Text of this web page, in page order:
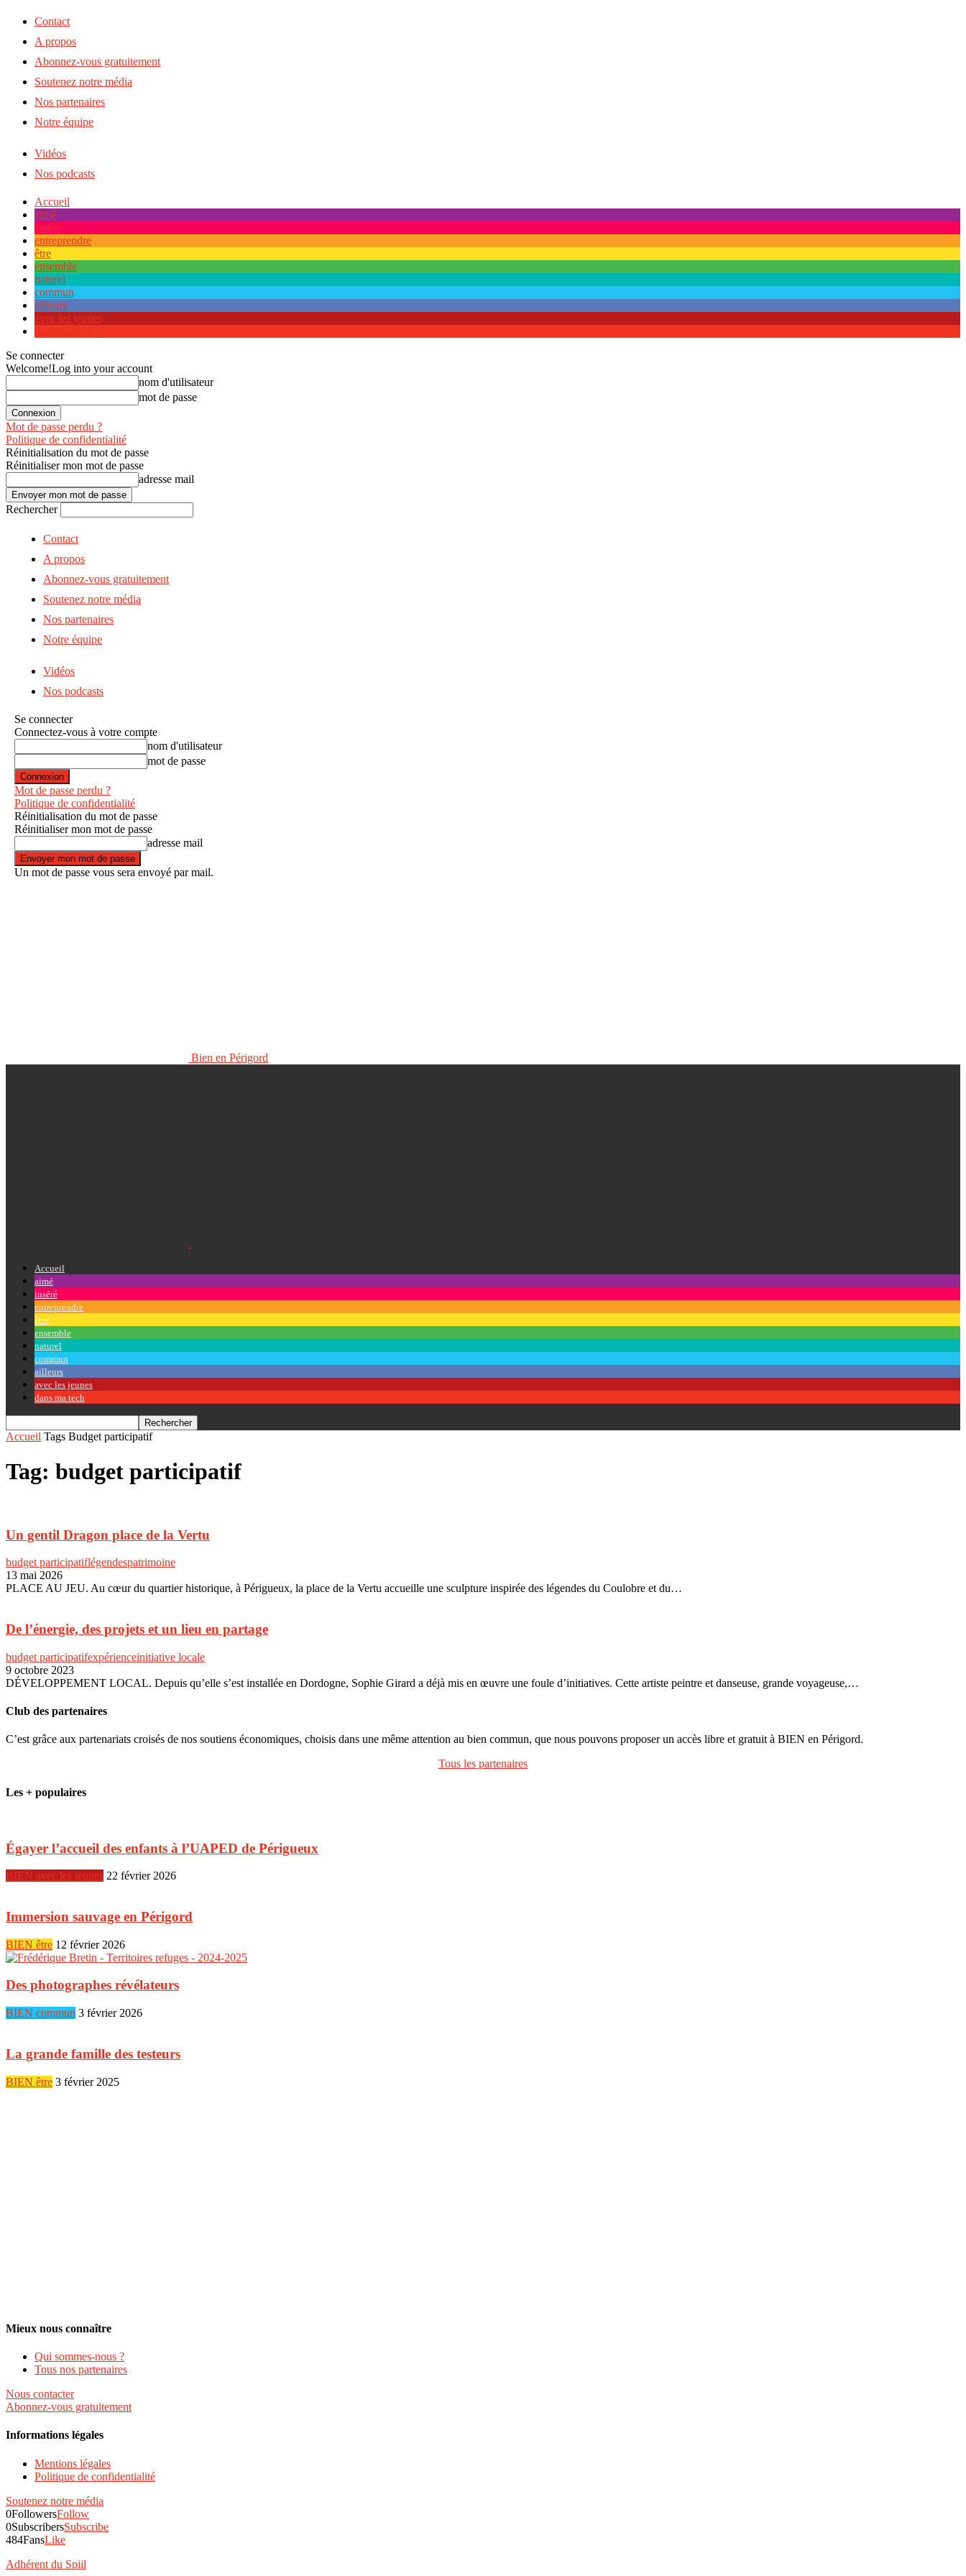
Contact
A propos
Abonnez-vous gratuitement
Soutenez notre média
Nos partenaires
Notre équipe
Vidéos
Nos podcasts
Accueil
aimé
inséré
entreprendre
être
ensemble
naturel
commun
ailleurs
avec les jeunes
Se connecter
Welcome!Log into your account
nom d'utilisateur
mot de passe
Mot de passe perdu ?
Politique de confidentialité
Réinitialisation du mot de passe
Réinitialiser mon mot de passe
adresse mail
Rechercher
Contact
A propos
Abonnez-vous gratuitement
Soutenez notre média
Nos partenaires
Notre équipe
Vidéos
Nos podcasts
Se connecter
Connectez-vous à votre compte
nom d'utilisateur
mot de passe
Mot de passe perdu ?
Politique de confidentialité
Réinitialisation du mot de passe
Réinitialiser mon mot de passe
adresse mail
Un mot de passe vous sera envoyé par mail.
Bien en Périgord
Accueil
aimé
inséré
entreprendre
être
ensemble
naturel
commun
ailleurs
avec les jeunes
dans ma tech
Accueil Tags Budget participatif
Tag: budget participatif
Un gentil Dragon place de la Vertu
budget participatiflégendespatrimoine
13 mai 2026
PLACE AU JEU. Au cœur du quartier historique, à Périgueux, la place de la Vertu accueille une sculpture inspirée des légendes du Coulobre et du…
De l’énergie, des projets et un lieu en partage
budget participatifexpérienceinitiative locale
9 octobre 2023
DÉVELOPPEMENT LOCAL. Depuis qu’elle s’est installée en Dordogne, Sophie Girard a déjà mis en œuvre une foule d’initiatives. Cette artiste peintre et danseuse, grande voyageuse,…
Club des partenaires
C’est grâce aux partenariats croisés de nos soutiens économiques, choisis dans une même attention au bien commun, que nous pouvons proposer un accès libre et gratuit à BIEN en Périgord.
Tous les partenaires
Les + populaires
Égayer l’accueil des enfants à l’UAPED de Périgueux
BIEN avec les jeunes 22 février 2026
Immersion sauvage en Périgord
BIEN être 12 février 2026
Des photographes révélateurs
BIEN commun 3 février 2026
La grande famille des testeurs
BIEN être 3 février 2025
Mieux nous connaître
Qui sommes-nous ?
Tous nos partenaires
Nous contacter
Abonnez-vous gratuitement
Informations légales
Mentions légales
Politique de confidentialité
Soutenez notre média
0FollowersFollow
0SubscribersSubscribe
484FansLike
Adhérent du Spiil